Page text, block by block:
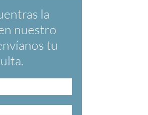
con el buen uso del
de comunicación y en
la
nuestro
tu